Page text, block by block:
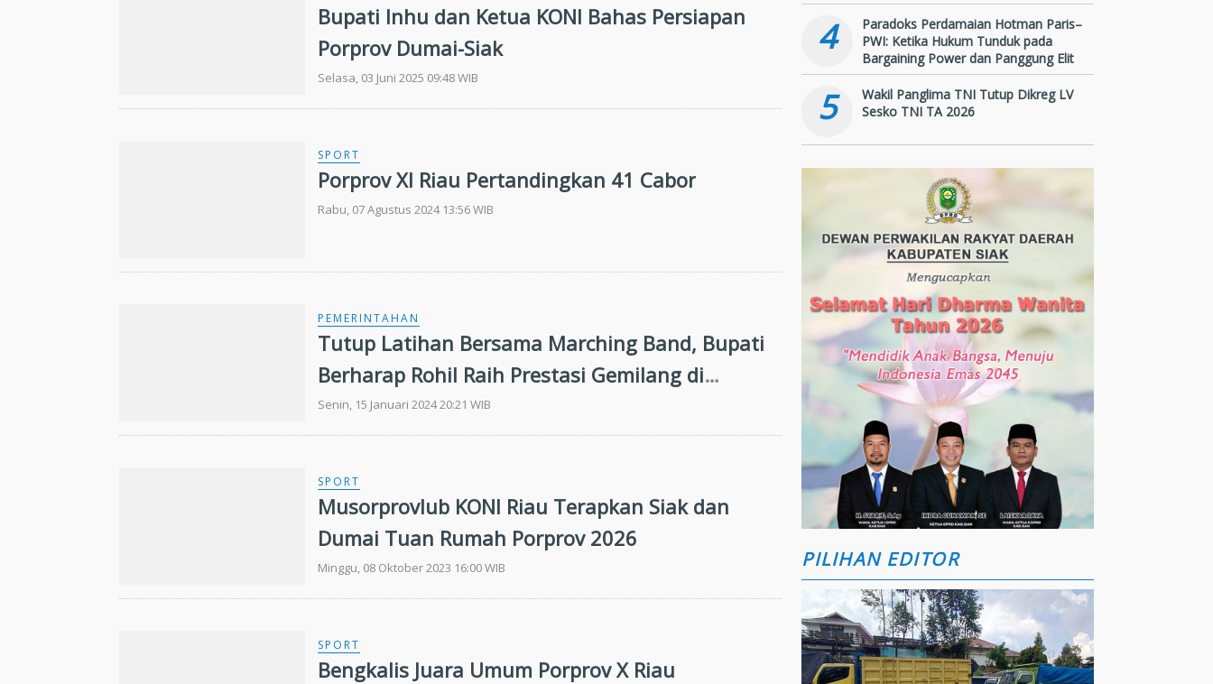
Bupati Inhu dan Ketua KONI Bahas Persiapan
Porprov Dumai-Siak
Selasa, 03 Juni 2025 09:48 WIB
SPORT
Porprov XI Riau Pertandingkan 41 Cabor
Rabu, 07 Agustus 2024 13:56 WIB
PEMERINTAHAN
Tutup Latihan Bersama Marching Band, Bupati
Berharap Rohil Raih Prestasi Gemilang di
Porprov 2026
Senin, 15 Januari 2024 20:21 WIB
SPORT
Musorprovlub KONI Riau Terapkan Siak dan
Dumai Tuan Rumah Porprov 2026
Minggu, 08 Oktober 2023 16:00 WIB
SPORT
Bengkalis Juara Umum Porprov X Riau
4
Paradoks Perdamaian Hotman Paris–
PWI: Ketika Hukum Tunduk pada
Bargaining Power dan Panggung Elit
5
Wakil Panglima TNI Tutup Dikreg LV
Sesko TNI TA 2026
PILIHAN EDITOR